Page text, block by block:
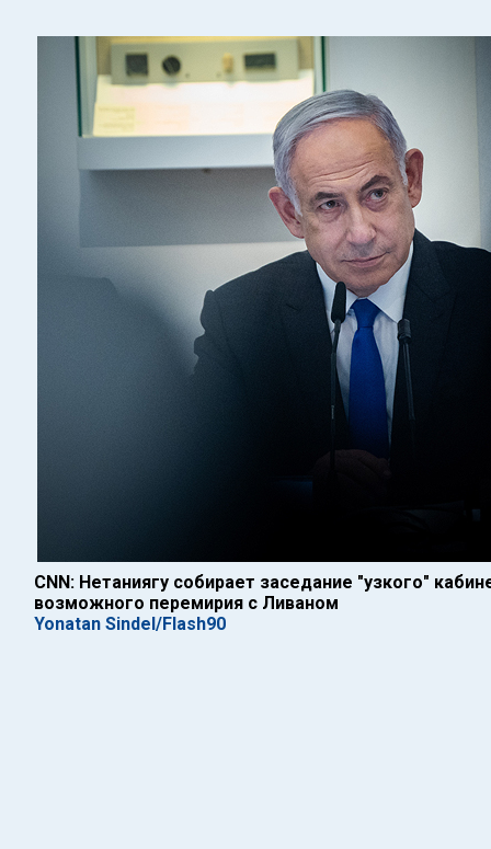
CNN: Нетаниягу собирает заседание "узкого"
возможного перемирия с Ливаном
Yonatan Sindel/Flash90